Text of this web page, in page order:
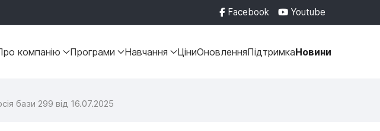
Facebook Youtube
компанію Програми Навчання ЦіниОновленняПідтримкаНовини
бази 299 від 16.07.2025